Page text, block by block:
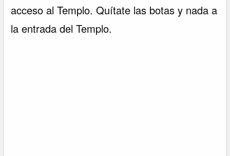
acceso al Templo. Quítate las botas y nada a
la entrada del Templo.